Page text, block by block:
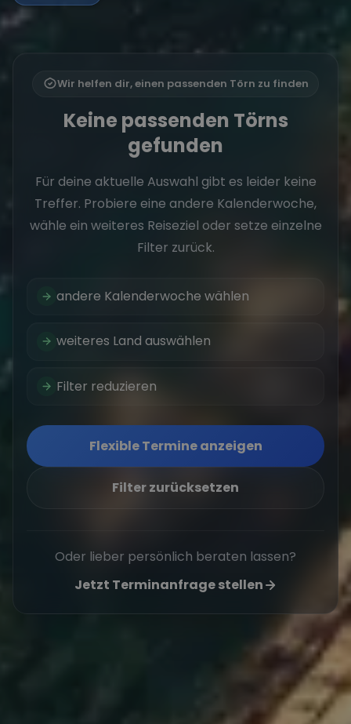
Wir helfen dir, einen passenden Törn zu finden
Keine passenden Törns
gefunden
Für deine aktuelle Auswahl gibt es leider keine
Treffer. Probiere eine andere Kalenderwoche,
wähle ein weiteres Reiseziel oder setze einzelne
Filter zurück.
andere Kalenderwoche wählen
weiteres Land auswählen
Filter reduzieren
Flexible Termine anzeigen
Filter zurücksetzen
Oder lieber persönlich beraten lassen?
Jetzt Terminanfrage stellen